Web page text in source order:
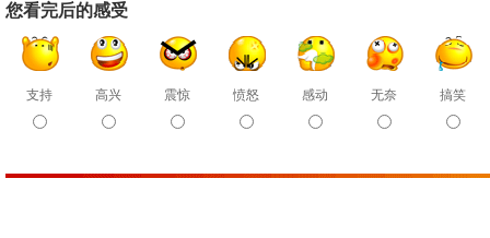
您看完后的感受
支持 高兴 震惊 愤怒 感动 无奈 搞笑